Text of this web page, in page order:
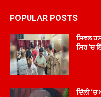
POPULAR POSTS
ਸਿਵਲ
ਸਿਰ ’ਚ
ਦਿੱਲੀ